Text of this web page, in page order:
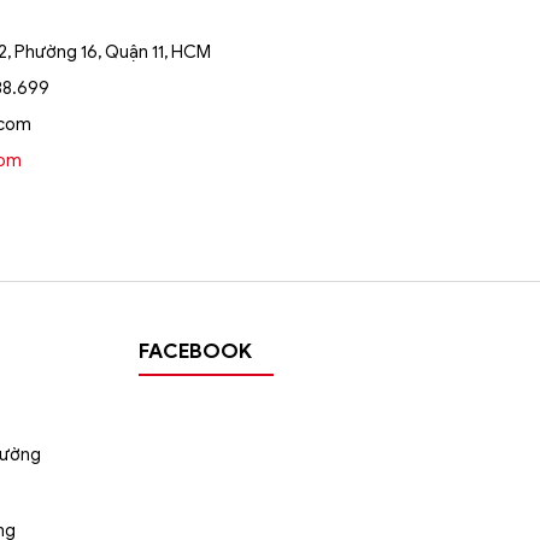
16, Quận 11, HCM
FACEBOOK